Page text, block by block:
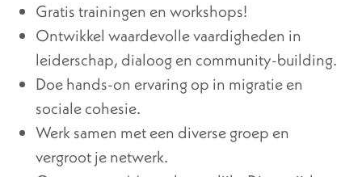
Gratis trainingen en workshops!
Ontwikkel waardevolle vaardigheden in
leiderschap, dialoog en community-building.
Doe hands-on ervaring op in migratie en
sociale cohesie.
Werk samen met een diverse groep en
vergroot je netwerk.